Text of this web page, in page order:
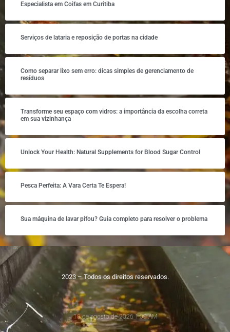
Especialista em Coifas em Curitiba
Serviços de lataria e reposição de portas na cidade
Como separar lixo sem erro: dicas simples de gerenciamento de
resíduos
Transforme seu espaço com vidros: a importância da escolha correta
em sua vizinhança
Unlock Your Health: Natural Supplements for Blood Sugar Control
Pesca Perfeita: A Vara Certa Te Espera!
Sua máquina de lavar pifou? Guia completo para resolver o problema
2023 – Todos os direitos reservados.
10 de agosto de 2026 1:09 AM